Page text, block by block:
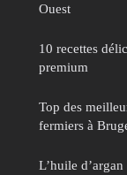
Ouest
10 recettes
premium
Top des
fermiers à
L’huile